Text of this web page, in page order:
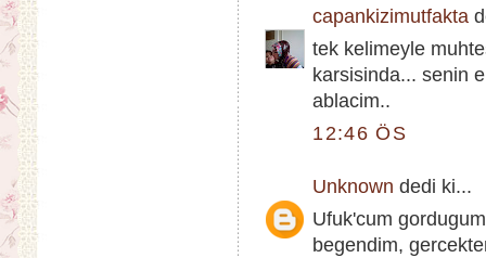
capankizimutfakta
tek kelimeyle
karsisinda... senin
ablacim..
12:46 ÖS
Unknown dedi ki...
Ufuk'cum
begendim,